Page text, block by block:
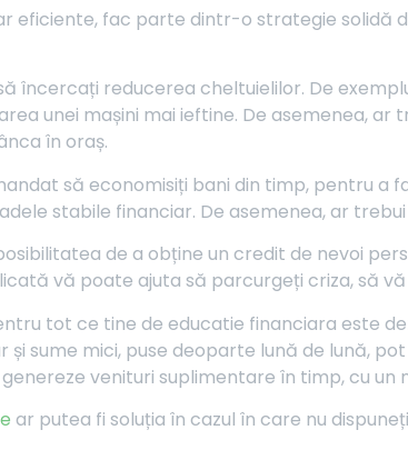
eficiente, fac parte dintr-o strategie solidă
încercați reducerea cheltuielilor. De
unei mașini mai ieftine. De asemenea,
în oraș.
să economisiți bani din timp, pentru
stabile financiar. De asemenea, ar
de a obține un credit de nevoi
vă poate ajuta să parcurgeți criza, să
tot ce tine de educatie financiara este
și sume mici, puse deoparte lună de lună,
venituri suplimentare în timp, cu
ar putea fi soluția în cazul în care nu